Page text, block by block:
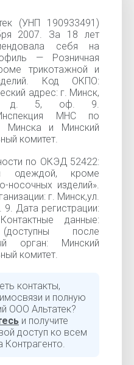
(УНП 190933491)
2007. За 18 лет
себя на
— Розничная
трикотажной и
Код ОКПО:
адрес: г. Минск,
д. 5, оф. 9.
МНС по
Минска и Минский
комитет.
по ОКЭД 52422:
одеждой, кроме
носочных изделий».
г. Минск,ул.
Дата регистрации:
данные:
после
орган: Минский
комитет.
контакты,
и полную
ООО Альтатек?
и получите
доступ ко всем
Контрагенто.